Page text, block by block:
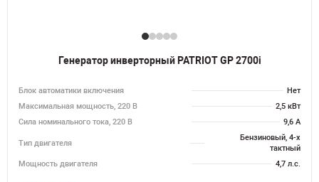
Генератор инверторный PATRIOT GP 2700i
Блок автоматики включения
Нет
Максимальная мощность, 220 В
2,5 кВт
Сила номинального тока, 220 В
9,6 А
Тип двигателя
Бензиновый, 4-х
тактный
Мощность двигателя
4,7 л.с.